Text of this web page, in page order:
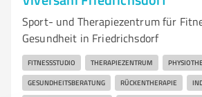
Sport- und Therapiezentrum für
Gesundheit in Friedrichsdorf
FITNESSSTUDIO THERAPIEZENTRUM
GESUNDHEITSBERATUNG RÜCKENTHERAPIE